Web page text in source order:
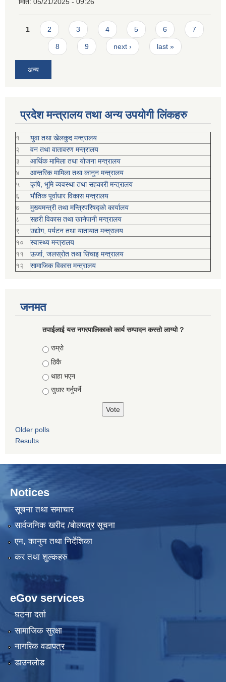
मिति: 05/21/2025 - 09:26
Pages
1 2 3 4 5 6 7
8 9 next › last »
अन्य
प्रदेश मन्त्रालय तथा अन्य उपयोगी लिंकहरु
१
युवा तथा खेलकुद मन्त्रालय
२
वन तथा वातावरण मन्त्रालय
३
आर्थिक मामिला तथा योजना मन्त्रालय
४
आन्तरिक मामिला तथा कानुन मन्त्रालय
५
कृषि, भूमि व्यवस्था तथा सहकारी मन्त्रालय
६
भौतिक पूर्वाधार विकास मन्त्रालय
७
मुख्यमन्त्री तथा मन्त्रिपरिषद्को कार्यालय
८
सहरी विकास तथा खानेपानी मन्त्रालय
९
उद्योग, पर्यटन तथा यातायात मन्त्रालय
१०
स्वास्थ्य मन्त्रालय
११
ऊर्जा, जलस्रोत तथा सिंचाइ मन्त्रालय
१२
सामाजिक विकास मन्‍‍त्रालय
जनमत
तपाईलाई यस नगरपालिकाको कार्य सम्पादन कस्तो लाग्यो ?
Choices
राम्रो
ठिकै
थाहा भएन
सुधार गर्नुपर्ने
Older polls
Results
Notices
सूचना तथा समाचार
सार्वजनिक खरीद /बोलपत्र सूचना
एन, कानुन तथा निर्देशिका
कर तथा शुल्कहरु
eGov services
घटना दर्ता
सामाजिक सुरक्षा
नागरिक वडापत्र
डाउनलोड